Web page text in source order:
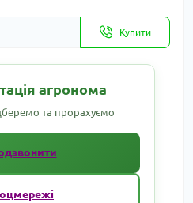
Купити
агронома
та прорахуємо